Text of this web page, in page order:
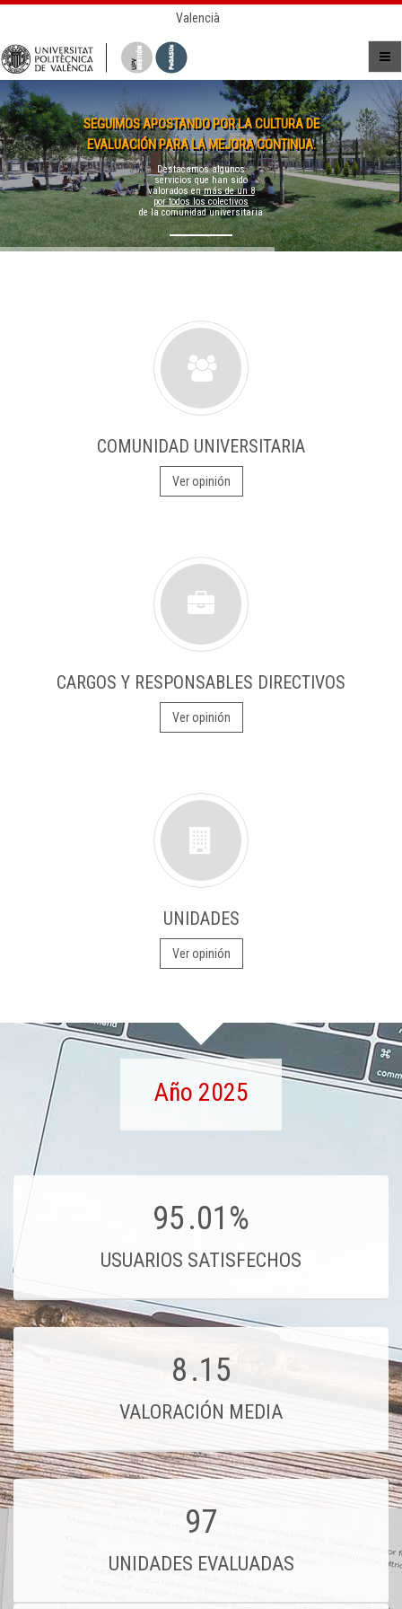
Valencià
SEGUIMOS APOSTANDO POR LA CULTURA DE
EVALUACIÓN PARA LA MEJORA CONTINUA.
Destacamos algunos
servicios que han sido
valorados enmás de un 8
por todos los colectivos
de la comunidad universitaria
COMUNIDAD UNIVERSITARIA
Ver opinión
CARGOS Y RESPONSABLES DIRECTIVOS
Ver opinión
UNIDADES
Ver opinión
Año 2025
95.01%
USUARIOS SATISFECHOS
8.15
VALORACIÓN MEDIA
97
UNIDADES EVALUADAS